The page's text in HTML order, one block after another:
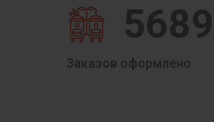
5689
Заказов оформлено